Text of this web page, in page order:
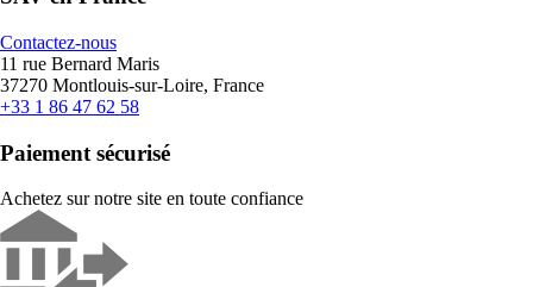
Contactez-nous
11 rue Bernard Maris
37270 Montlouis-sur-Loire, France
+33 1 86 47 62 58
Paiement sécurisé
Achetez sur notre site en toute confiance